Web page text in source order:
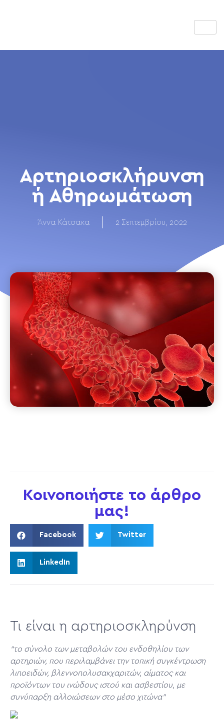
Αρτηριοσκλήρυνση
ή Αθηρωμάτωση
Άννα Κάτσακα 2 Σεπτεμβρίου, 2022
Κοινοποιήστε το άρθρο
μας!
Facebook Twitter
LinkedIn
Τι είναι η αρτηριοσκληρύνση
“το σύνολο των μεταβολών του ενδοθηλίου των
αρτηριών, που περιλαμβάνει την τοπική συγκέντρωση
λιποειδών, βλεννοπολυσακχαριτών, αίματος και
προϊόντων του ινώδους ιστού και ασβεστίου, με
συνύπαρξη αλλοιώσεων στο μέσο χιτώνα”